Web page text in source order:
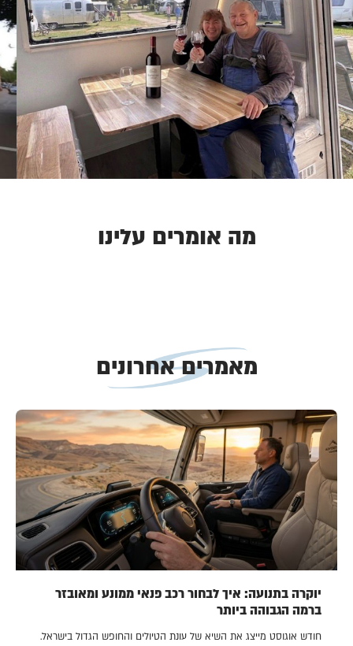
מה אומרים עלינו
מאמרים אחרונים
יוקרה בתנועה: איך לבחור רכב פנאי ממונע ומאובזר
ברמה הגבוהה ביותר
חודש אוגוסט מייצג את השיא של עונת הטיולים והחופש הגדול בישראל.